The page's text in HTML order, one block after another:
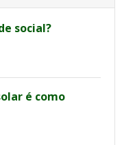
social?
é como